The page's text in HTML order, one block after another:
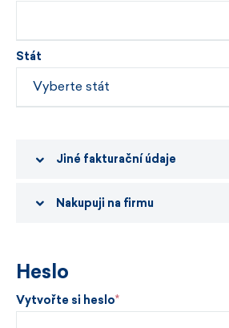
Stát
Jiné fakturační údaje
Nakupuji na firmu
Heslo
Vytvořte si heslo